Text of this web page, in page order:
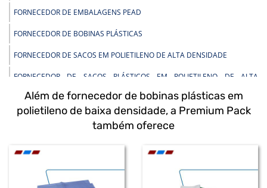
FORNECEDOR DE EMBALAGENS PEAD
FORNECEDOR DE BOBINAS PLÁSTICAS
FORNECEDOR DE SACOS EM POLIETILENO DE ALTA DENSIDADE
FORNECEDOR DE SACOS PLÁSTICOS EM POLIETILENO DE ALTA
FORNECEDOR DE SACOS PEAD
FORNECEDOR DE SACOS PLÁSTICOS INFECTANTE
FORNECEDOR DE BOBINAS PLÁSTICAS EM POLIETILENO
FORNECEDOR DE BOBINAS PLÁSTICAS DE BAIXA DENSIDADE
Além de fornecedor de bobinas plásticas em
polietileno de baixa densidade, a Premium Pack
também oferece